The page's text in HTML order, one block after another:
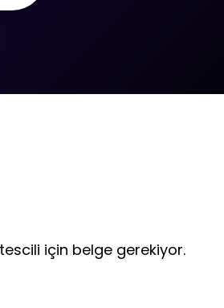
için belge gerekiyor.